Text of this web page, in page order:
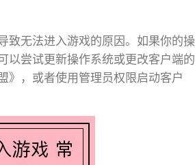
致无法进入游戏的原因。如果你的操
以尝试更新操作系统或更改客户端的
》，或者使用管理员权限启动客户